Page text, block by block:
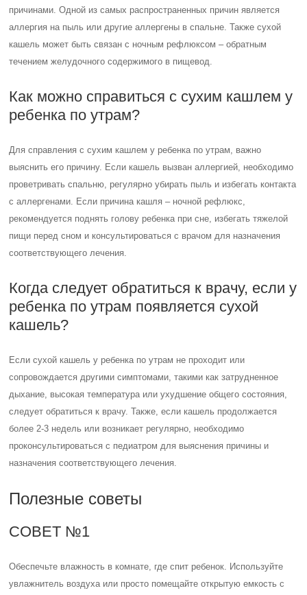
причинами. Одной из самых распространенных причин является
аллергия на пыль или другие аллергены в спальне. Также сухой
кашель может быть связан с ночным рефлюксом – обратным
течением желудочного содержимого в пищевод.
Как можно справиться с сухим кашлем у
ребенка по утрам?
Для справления с сухим кашлем у ребенка по утрам, важно
выяснить его причину. Если кашель вызван аллергией, необходимо
проветривать спальню, регулярно убирать пыль и избегать контакта
с аллергенами. Если причина кашля – ночной рефлюкс,
рекомендуется поднять голову ребенка при сне, избегать тяжелой
пищи перед сном и консультироваться с врачом для назначения
соответствующего лечения.
Когда следует обратиться к врачу, если у
ребенка по утрам появляется сухой
кашель?
Если сухой кашель у ребенка по утрам не проходит или
сопровождается другими симптомами, такими как затрудненное
дыхание, высокая температура или ухудшение общего состояния,
следует обратиться к врачу. Также, если кашель продолжается
более 2-3 недель или возникает регулярно, необходимо
проконсультироваться с педиатром для выяснения причины и
назначения соответствующего лечения.
Полезные советы
СОВЕТ №1
Обеспечьте влажность в комнате, где спит ребенок. Используйте
увлажнитель воздуха или просто помещайте открытую емкость с